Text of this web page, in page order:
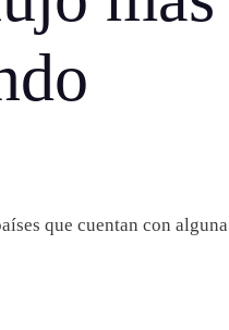
que cuentan con alguna